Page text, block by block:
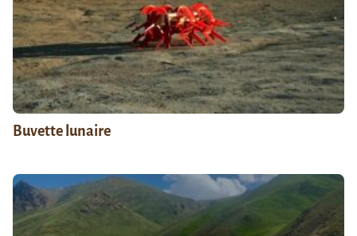
Buvette lunaire